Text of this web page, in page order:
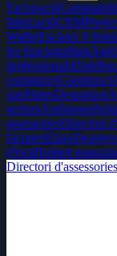
Facturació
fabricacióCRM
WalletEscàner
les funcionalitats
professionals
commerce
upsPimesDespatxos
sectorsAutònoms
assessoriesDirectori
facturesEines
d'èxitHolded
Directori d'assessories